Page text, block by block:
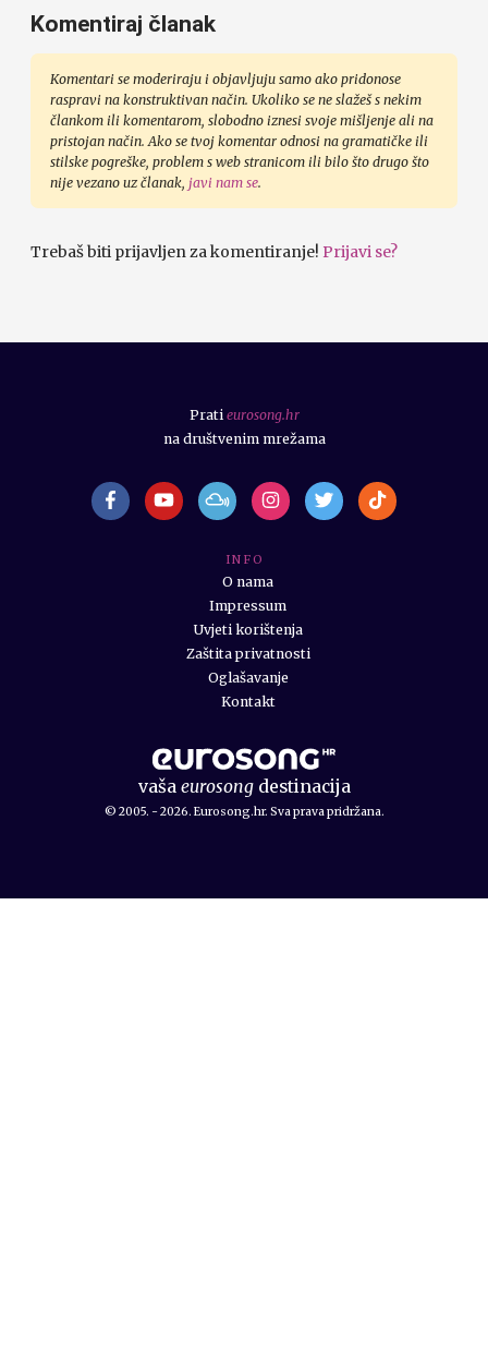
Komentiraj članak
Komentari se moderiraju i objavljuju samo ako pridonose
raspravi na konstruktivan način. Ukoliko se ne slažeš s nekim
člankom ili komentarom, slobodno iznesi svoje mišljenje ali na
pristojan način. Ako se tvoj komentar odnosi na gramatičke ili
stilske pogreške, problem s web stranicom ili bilo što drugo što
nije vezano uz članak, javi nam se.
Trebaš biti prijavljen za komentiranje! Prijavi se?
vaša eurosongdestinacija
© 2005. - 2026. Eurosong.hr. Sva prava pridržana.
I N F O
O nama
Impressum
Uvjeti korištenja
Zaštita privatnosti
Oglašavanje
Kontakt
Prati eurosong.hr
na društvenim mrežama